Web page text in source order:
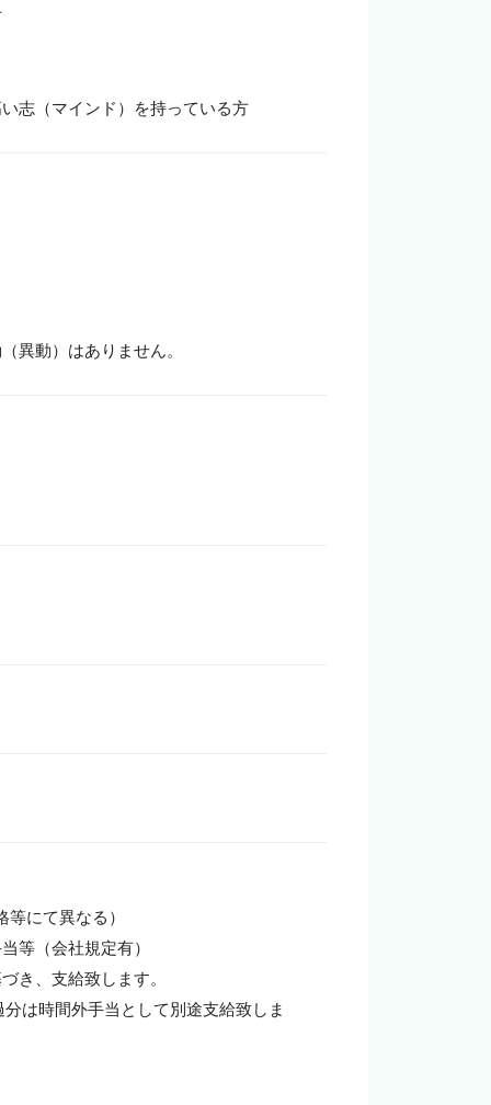
志（マインド）を持っている方
異動）はありません。
にて異なる）
等（会社規定有）
き、支給致します。
は時間外手当として別途支給致しま